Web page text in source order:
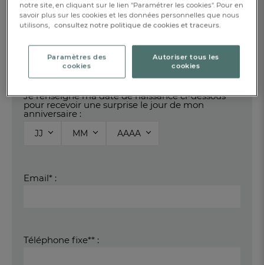
Téléphone mobile** :
Je renseigne ma date de naissance ci-dessous
pour recevoir une surprise le jour de mon
anniversaire :
JJ MM AAAA
Email* :
Téléphone fixe** :
notre site, en cliquant sur le lien "Paramétrer les cookies". Pour en
savoir plus sur les cookies et les données personnelles que nous
utilisons, consultez notre politique de cookies et traceurs.
Paramètres des
cookies
Autoriser tous les
cookies